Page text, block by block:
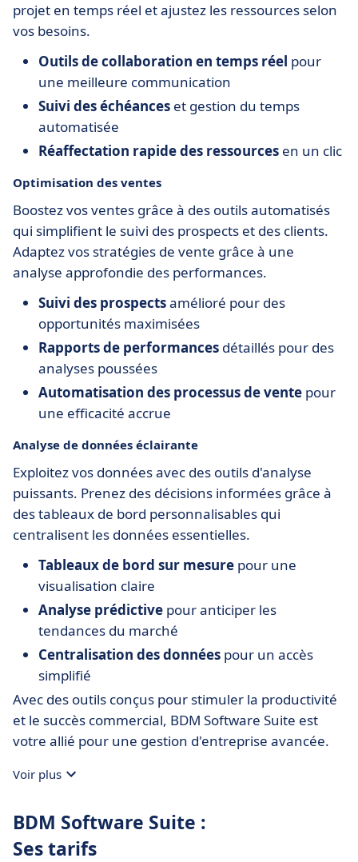
projet en temps réel et ajustez les ressources selon
vos besoins.
Outils de collaboration en temps réel pour
une meilleure communication
Suivi des échéances et gestion du temps
automatisée
Réaffectation rapide des ressources en un clic
Optimisation des ventes
Boostez vos ventes grâce à des outils automatisés
qui simplifient le suivi des prospects et des clients.
Adaptez vos stratégies de vente grâce à une
analyse approfondie des performances.
Suivi des prospectsamélioré pour des
opportunités maximisées
Rapports de performances détaillés pour des
analyses poussées
Automatisation des processus de vente pour
une efficacité accrue
Analyse de données éclairante
Exploitez vos données avec des outils d'analyse
puissants. Prenez des décisions informées grâce à
des tableaux de bord personnalisables qui
centralisent les données essentielles.
Tableaux de bord sur mesure pour une
visualisation claire
Analyse prédictive pour anticiper les
tendances du marché
Centralisation des données pour un accès
simplifié
Avec des outils conçus pour stimuler la productivité
et le succès commercial, BDM Software Suite est
votre allié pour une gestion d'entreprise avancée.
Voir plus
BDM Software Suite :
Ses tarifs